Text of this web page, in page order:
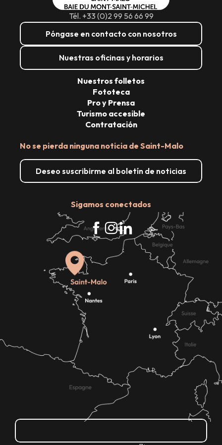
Tél. +33 (0)2 99 56 66 99
Póngase en contacto con nosotros
Nuestras oficinas y horarios
No se pierda ninguna noticia de Saint-Malo
Deseo suscribirme al boletín de noticias
Sigamos conectados
Nuestros folletos
Fototeca
Pro y Prensa
Turismo accesible
Contratación